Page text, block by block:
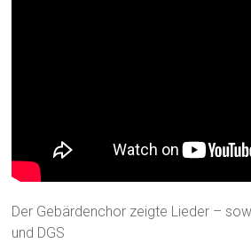
Der Gebärdenchor zeigte Lieder –
und DGS